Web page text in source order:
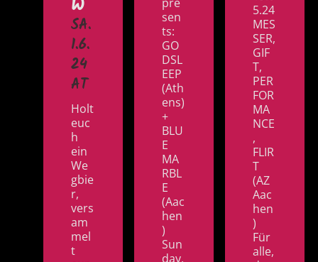
SA.
1.6.
24
AT
Holt
euc
h
ein
We
gbie
r,
vers
am
mel
t
sen
ts:
GO
DSL
EEP
(Ath
ens)
+
BLU
E
MA
RBL
E
(Aac
hen
)
Sun
day,
5.24
MES
SER,
GIF
T,
PER
FOR
MA
NCE
,
FLIR
T
(AZ
Aac
hen
)
Für
alle,